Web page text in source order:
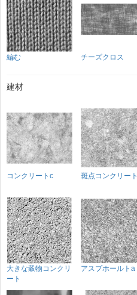
編む チーズクロス
建材
コンクリートc 斑点コンクリート
大きな穀物コンクリ
ート
アスプホールトa